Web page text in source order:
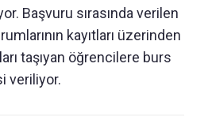
Başvuru sırasında verilen
kayıtları üzerinden
taşıyan öğrencilere burs
veriliyor.